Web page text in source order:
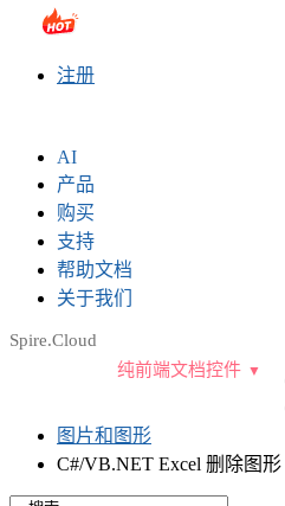
sales@e-iceblue.com
注册
AI
产品
购买
支持
帮助文档
关于我们
Spire.Cloud
纯前端文档控件
图片和图形
C#/VB.NET Excel 删除图形